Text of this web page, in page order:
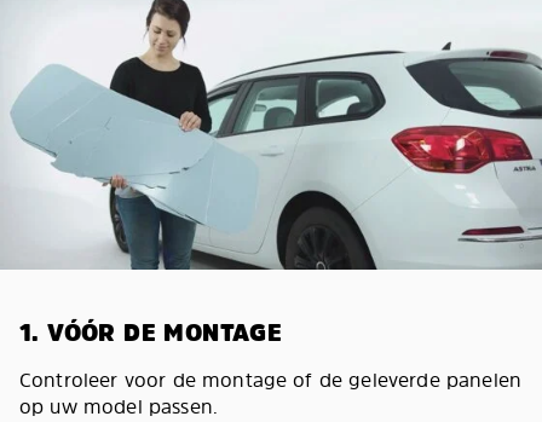
1. VÓÓR DE MONTAGE
Controleer voor de montage of de geleverde panelen
op uw model passen.